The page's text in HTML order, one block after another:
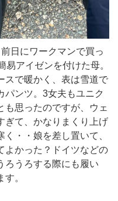
日にワークマンで買っ
アイゼンを付けた母。
スで暖かく、表は雪道で
パンツ。3女夫もユニク
も思ったのですが、ウェ
ぎて、かなりまくり上げ
・・娘を差し置いて、
よかった？ドイツなどの
ろうろする際にも履い
。